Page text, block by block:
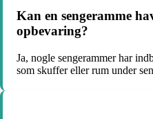
Kan en sengeramme
opbevaring?
Ja, nogle sengerammer har
som skuffer eller rum under